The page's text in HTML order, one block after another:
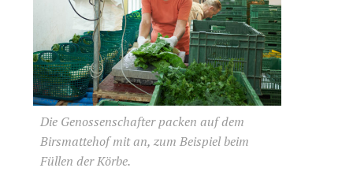
Die Genossenschafter packen auf dem
Birsmattehof mit an, zum Beispiel beim
Füllen der Körbe.